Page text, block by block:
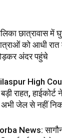
छात्रावास में
को आधी रात
अंदर पहुंचे
High
राहत,
जेल से नहीं
News: